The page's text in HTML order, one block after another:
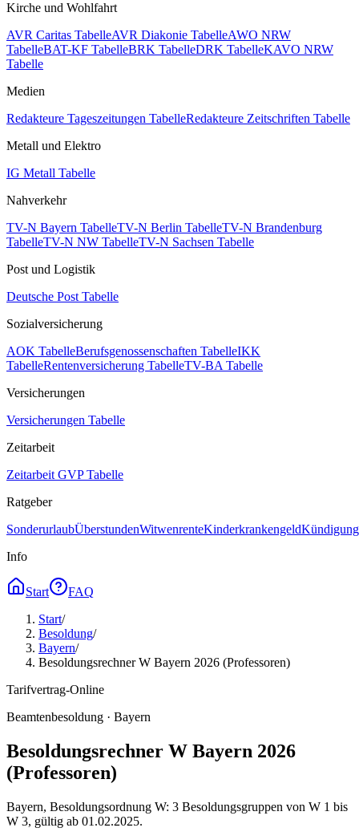
Kirche und Wohlfahrt
AVR Caritas TabelleAVR Diakonie TabelleAWO NRW
TabelleBAT-KF TabelleBRK TabelleDRK TabelleKAVO NRW
Tabelle
Medien
Redakteure Tageszeitungen TabelleRedakteure Zeitschriften Tabelle
Metall und Elektro
IG Metall Tabelle
Nahverkehr
TV-N Bayern TabelleTV-N Berlin TabelleTV-N Brandenburg
TabelleTV-N NW TabelleTV-N Sachsen Tabelle
Post und Logistik
Deutsche Post Tabelle
Sozialversicherung
AOK TabelleBerufsgenossenschaften TabelleIKK
TabelleRentenversicherung TabelleTV-BA Tabelle
Versicherungen
Versicherungen Tabelle
Zeitarbeit
Zeitarbeit GVP Tabelle
Ratgeber
SonderurlaubÜberstundenWitwenrenteKinderkrankengeld
Info
Start
FAQ
Start/
Besoldung/
Bayern/
Besoldungsrechner W Bayern 2026 (Professoren)
Tarifvertrag-Online
Beamtenbesoldung · Bayern
Besoldungsrechner W Bayern 2026
(Professoren)
Bayern, Besoldungsordnung W: 3 Besoldungsgruppen von W 1 bis
W 3, gültig ab 01.02.2025.